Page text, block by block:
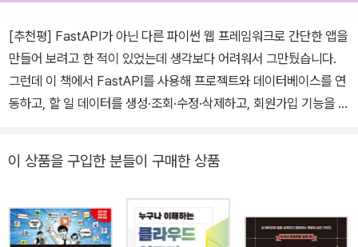
[추천평] FastAPI가 아닌 다른 파이썬 웹 프레임워크로 간단한 앱을
만들어 보려고 한 적이 있었는데 생각보다 어려워서 그만뒀습니다.
그런데 이 책에서 FastAPI를 사용해 프로젝트와 데이터베이스를 연
동하고, 할 일 데이터를 생성·조회·수정·삭제하고, 회원가입 기능을 구
가 있다면 이 책으로 도전해 보길 추천합니다. _조민혜 이 책은 제목
stAPI의 여러 개념을 나열하는 대신, Todo 애플리케이션을 만들며
필요한 기능을 하나씩 확장해 나갑니다. 처음엔 엔드포인트를 만들
이 상품을 구입한 분들이 구매한 상품